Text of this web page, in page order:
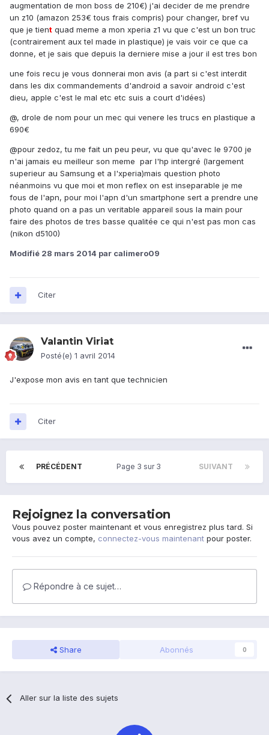
augmentation de mon boss de 210€) j'ai decider de me prendre
un z10 (amazon 253€ tous frais compris) pour changer, bref vu
que je tient quad meme a mon xperia z1 vu que c'est un bon truc
(contrairement aux tel made in plastique) je vais voir ce que ca
donne, et je sais que depuis la derniere mise a jour il est tres bon
une fois recu je vous donnerai mon avis (a part si c'est interdit
dans les dix commandements d'android a savoir android c'est
dieu, apple c'est le mal etc etc suis a court d'idées)
@, drole de nom pour un mec qui venere les trucs en plastique a
690€
@pour zedoz, tu me fait un peu peur, vu que qu'avec le 9700 je
n'ai jamais eu meilleur son meme par l'hp intergré (largement
superieur au Samsung et a l'xperia)mais question photo
néanmoins vu que moi et mon reflex on est inseparable je me
fous de l'apn, pour moi l'apn d'un smartphone sert a prendre une
photo quand on a pas un veritable appareil sous la main pour
faire des photos de tres basse qualitée ce qui n'est pas mon cas
(nikon d5100)
Modifié 28 mars 2014 par calimero09
Citer
Valantin Viriat
Posté(e) 1 avril 2014
J'expose mon avis en tant que technicien
Citer
PRÉCÉDENT SUIVANT
Page 3 sur 3
Rejoignez la conversation
Vous pouvez poster maintenant et vous enregistrez plus tard. Si
vous avez un compte, connectez-vous maintenant pour poster.
Répondre à ce sujet…
Share Abonnés 0
Aller sur la liste des sujets